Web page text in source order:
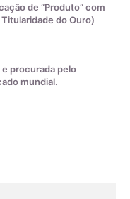
não confundir a
de zircônio (ZrSiO4).
e semelhança visual
sido a imitação de
mais importante
de “Produto” com
do Ouro)
procurada pelo
mundial.